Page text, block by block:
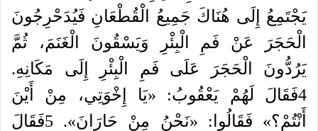
يَجْتَمِعُ
إِلَى هُنَاكَ جَمِيعُ الْقُطْعَانِ فَيُدَحْرِجُونَ
الْحَجَرَ
عَنْ فَمِ الْبِئْرِ وَيَسْقُونَ الْغَنَمَ،
ثُمَّ
يَرُدُّونَ
الْحَجَرَ عَلَى فَمِ الْبِئْرِ إِلَى مَكَانِهِ.
4فَقَالَ لَهُمْ يَعْقُوبُ: «يَا إِخْوَتِي، مِنْ
أَيْنَ
أَنْتُمْ؟» فَقَالُوا : «نَحْنُ مِنْ حَارَانَ».
5فَقَالَ